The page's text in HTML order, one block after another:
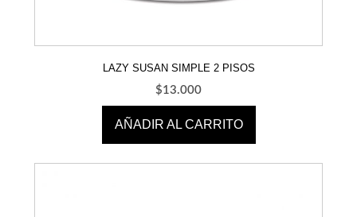
LAZY SUSAN SIMPLE 2 PISOS
$13.000
AÑADIR AL CARRITO